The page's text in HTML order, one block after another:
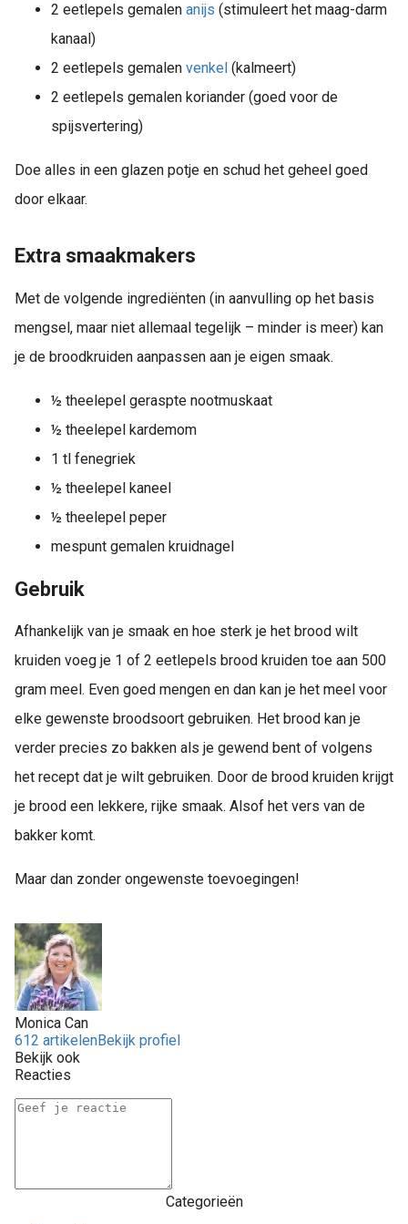
2 eetlepels gemalen anijs (stimuleert het maag-darm
kanaal)
2 eetlepels gemalen venkel (kalmeert)
2 eetlepels gemalen koriander (goed voor de
spijsvertering)
Doe alles in een glazen potje en schud het geheel goed
door elkaar.
Extra smaakmakers
Met de volgende ingrediënten (in aanvulling op het basis
mengsel, maar niet allemaal tegelijk – minder is meer) kan
je de broodkruiden aanpassen aan je eigen smaak.
½ theelepel geraspte nootmuskaat
½ theelepel kardemom
1 tl fenegriek
½ theelepel kaneel
½ theelepel peper
mespunt gemalen kruidnagel
Gebruik
Afhankelijk van je smaak en hoe sterk je het brood wilt
kruiden voeg je 1 of 2 eetlepels brood kruiden toe aan 500
gram meel. Even goed mengen en dan kan je het meel voor
elke gewenste broodsoort gebruiken. Het brood kan je
verder precies zo bakken als je gewend bent of volgens
het recept dat je wilt gebruiken. Door de brood kruiden krijgt
je brood een lekkere, rijke smaak. Alsof het vers van de
bakker komt.
Maar dan zonder ongewenste toevoegingen!
Monica Can
612 artikelenBekijk profiel
Bekijk ook
Reacties
Categorieën